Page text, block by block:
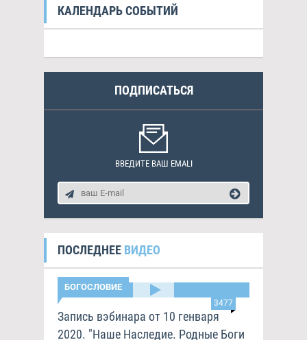
КАЛЕНДАРЬ СОБЫТИЙ
ПОДПИСАТЬСЯ
ВВЕДИТЕ ВАШ EMALI
ПОСЛЕДНЕЕ ВИДЕО
3477
БОГОСЛОВИЕ
Запись вэбинара от 10 генваря
2020. "Наше Наследие. Родные Боги